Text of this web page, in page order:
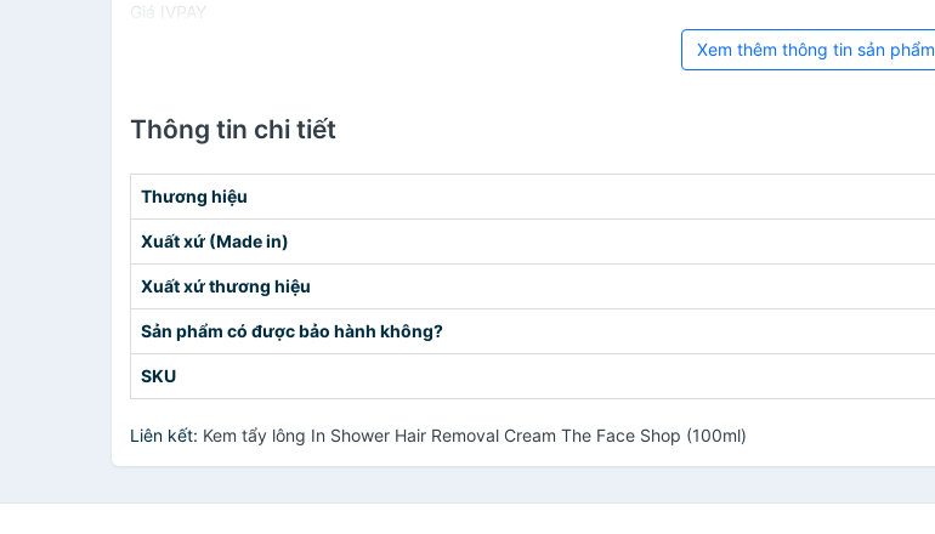
Giá IVPAY
Xem thêm thông tin sản phẩm
Thông tin chi tiết
Thương hiệu
Xuất xứ (Made in)
Xuất xứ thương hiệu
Sản phẩm có được bảo hành không?
SKU
Liên kết: Kem tẩy lông In Shower Hair Removal Cream The Face Shop (100ml)